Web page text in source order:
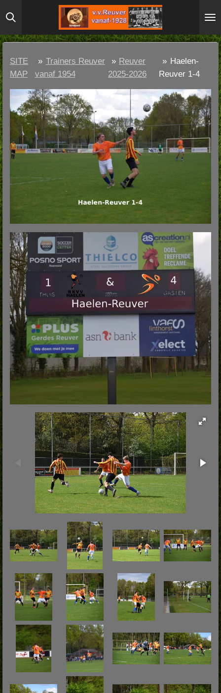
Ga
direct
naar
hoofdinhoud
SITE
MAP
» Trainers Reuver
vanaf 1954
» Reuver
2025-2026
» Haelen-
Reuver 1-4